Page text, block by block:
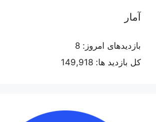
آمار
بازدیدهای امروز: 8
کل بازدید ها: 149,918